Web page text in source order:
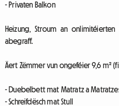
- Privaten Balkon
Heizung, Stroum an onlimitéierten
abegraff.
Äert Zëmmer vun ongeféier 9,6 m²
- Duebelbett mat Matratz a
- Schreifdësch mat Stull